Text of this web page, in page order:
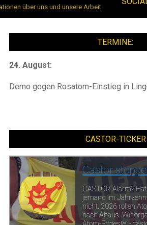
über uns und unsere Arbeit
TERMINE:
24. August:
Demo gegen Rosatom-Einstieg in
CASTOR-TICKER